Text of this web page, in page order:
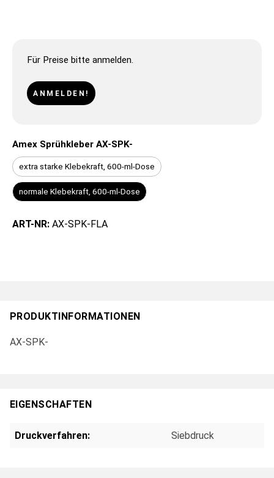
Für Preise bitte anmelden.
ANMELDEN!
Amex Sprühkleber AX-SPK-
extra starke Klebekraft, 600-ml-Dose
normale Klebekraft, 600-ml-Dose
ART-NR: AX-SPK-FLA
PRODUKTINFORMATIONEN
AX-SPK-
EIGENSCHAFTEN
Druckverfahren: Siebdruck